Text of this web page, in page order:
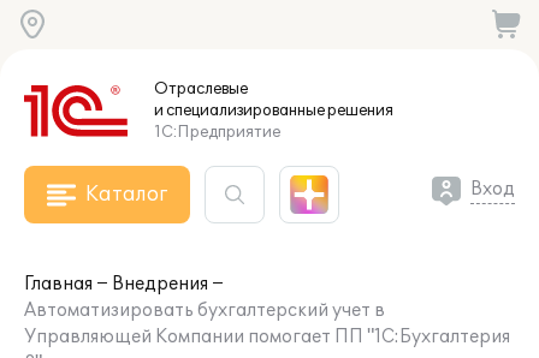
Отраслевые
и специализированныерешения
1С:Предприятие
Каталог Вход
Главная
Внедрения
Автоматизировать бухгалтерский учет в
Управляющей Компании помогает ПП "1С:Бухгалтерия